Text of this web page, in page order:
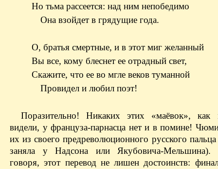
Но тьма рассеется: над ним непобедимо
Она взойдет в грядущие года.
О, братья смертные, и в этот миг желанный
Вы все, комy блеснет ее отрадный свет,
Скажите, что ее во мгле веков туманной
Провидел и любил поэт!
Поразительно! Никаких этих «маёвок»,
видели, у француза-парнасца нет и в помине!
их из своего предреволюционного русского
заняла у Надсона или Якубовича-Мельшина).
говоря, этот перевод не лишен достоинств: